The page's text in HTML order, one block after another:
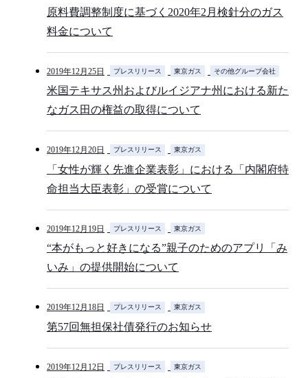
原料費調整制度に基づく2020年2月検針分のガス
料金について
2019年12月25日 プレスリリース 東京ガス その他グループ会社
米国テキサス州およびルイジアナ州における新た
なガス田の権益の取得について
2019年12月20日 プレスリリース 東京ガス
「女性が輝く先進企業表彰」における「内閣府特
命担当大臣表彰」の受賞について
2019年12月19日 プレスリリース 東京ガス
“本がもっと好きになる”親子のためのアプリ「み
いみ」の提供開始について
2019年12月18日 プレスリリース 東京ガス
第57回無担保社債発行のお知らせ
2019年12月12日 プレスリリース 東京ガス